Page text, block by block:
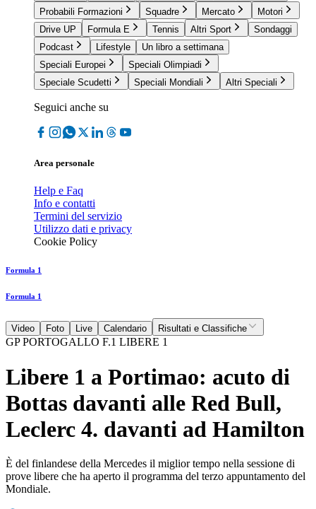
Probabili Formazioni
Squadre Mercato
Motori
Drive UP
Formula E Tennis Altri Sport
Sondaggi
Podcast
Lifestyle
Un libro a settimana
Speciali Europei
Speciali Olimpiadi
Speciale Scudetti
Speciali Mondiali Altri Speciali
Seguici anche su
Area personale
Help e Faq
Info e contatti
Termini del servizio
Utilizzo dati e privacy
Cookie Policy
Formula 1
Formula 1
Video Foto Live Calendario Risultati e Classifiche
GP PORTOGALLO F.1 LIBERE 1
Libere 1 a Portimao: acuto di
Bottas davanti alle Red Bull,
Leclerc 4. davanti ad Hamilton
È del finlandese della Mercedes il miglior tempo nella sessione di
prove libere che ha aperto il programma del terzo appuntamento del
Mondiale.